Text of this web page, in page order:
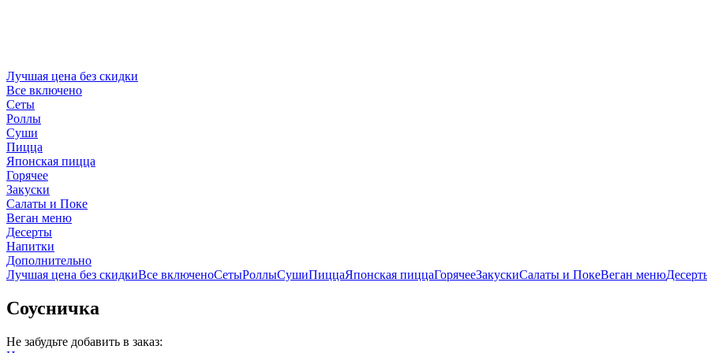
Лучшая цена без скидки
Все включено
Сеты
Роллы
Суши
Пицца
Японская пицца
Горячее
Закуски
Салаты и Поке
Веган меню
Десерты
Напитки
Дополнительно
Лучшая цена без скидкиВсе включеноСетыРоллыСушиПиццаЯпонская пиццаГорячееЗакускиСалаты и ПокеВеган меню
Соусничка
Не забудьте добавить в заказ: